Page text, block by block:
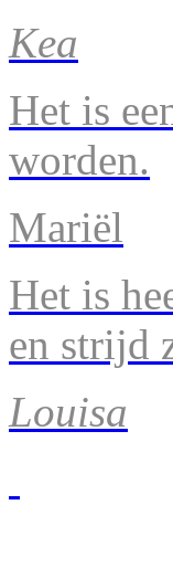
Kea
Het is
worden.
Mariël
Het is
en strijd
Louisa